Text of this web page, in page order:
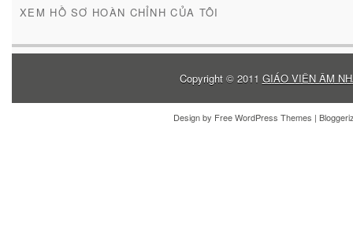
XEM HỒ SƠ HOÀN CHỈNH CỦA TÔI
Copyright © 2011 GIÁO VIÊN ÂM
Design by Free WordPress Themes |